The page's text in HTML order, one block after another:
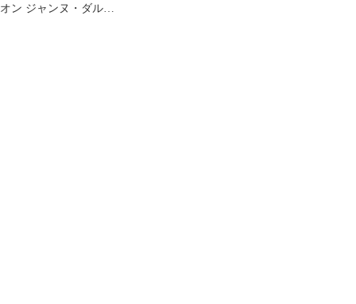
オン ジャンヌ・ダル